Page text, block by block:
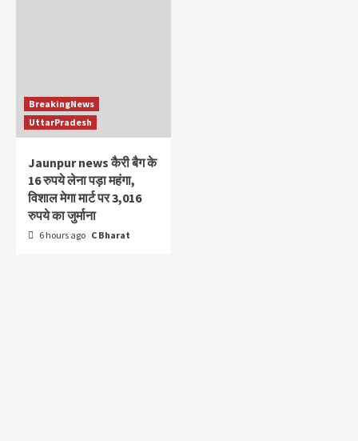
BreakingNews
UttarPradesh
Jaunpur news कैरी बैग के
16 रुपये लेना पड़ा महंगा,
विशाल मेगा मार्ट पर 3,016
रुपये का जुर्माना
6 hours ago C Bharat